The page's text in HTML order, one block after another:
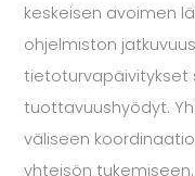
keskeisen avoimen
ohjelmiston
tietoturvapäivitykset
tuottavuushyödyt.
väliseen
yhteisön